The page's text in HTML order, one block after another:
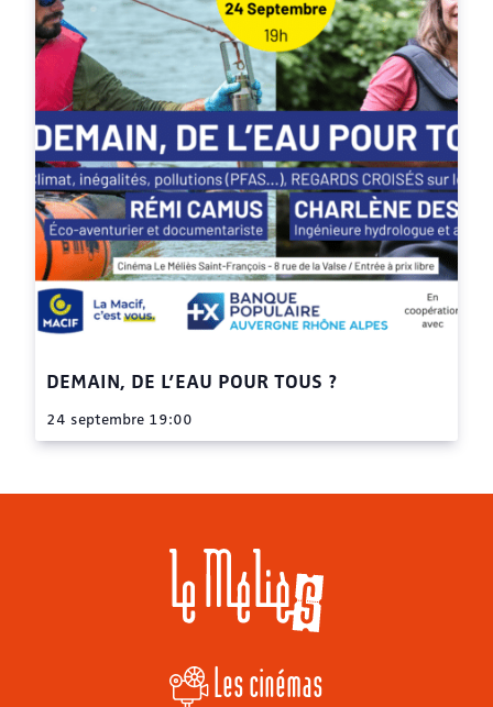
DEMAIN, DE L’EAU POUR TOUS ?
24 septembre 19:00
Les cinémas